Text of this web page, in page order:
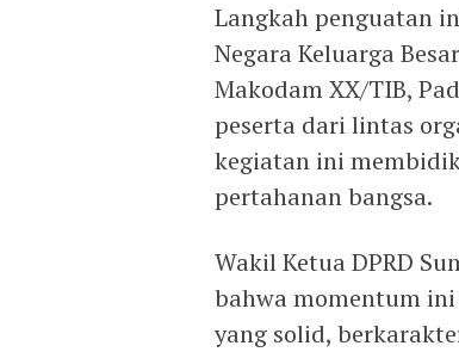
Langkah penguatan
Negara Keluarga
Makodam XX/TIB,
peserta dari lintas
kegiatan ini
pertahanan bangsa.
Wakil Ketua DPRD
bahwa momentum
yang solid,